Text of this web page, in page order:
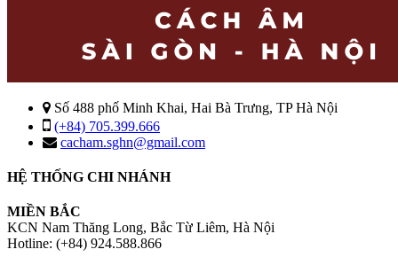
Số 488 phố Minh Khai, Hai Bà Trưng, TP Hà Nội
(+84) 705.399.666
cacham.sghn@gmail.com
HỆ THỐNG CHI NHÁNH
MIỀN BẮC
KCN Nam Thăng Long, Bắc Từ Liêm, Hà Nội
Hotline: (+84) 924.588.866